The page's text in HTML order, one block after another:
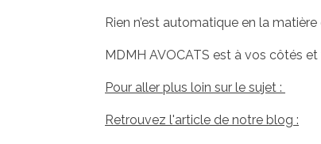
Rien n’est automatique en la
MDMH AVOCATS est à vos côtés
Pour aller plus loin sur le sujet :
Retrouvez l'article de notre blog :